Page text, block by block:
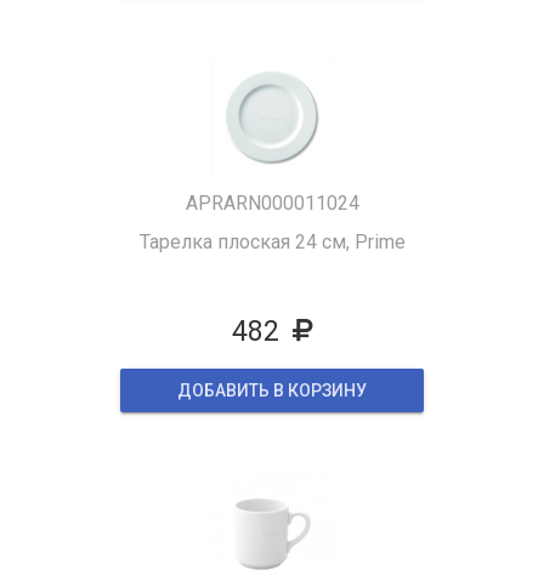
APRARN000011024
Тарелка плоская 24 см, Prime
482
ДОБАВИТЬ В КОРЗИНУ